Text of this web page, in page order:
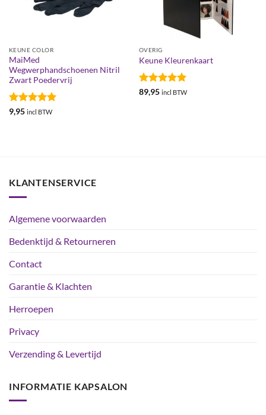
KEUNE COLOR
MaiMed
Wegwerphandschoenen Nitril
Zwart Poedervrij
Gewaardeerd
9,95 incl BTW
OVERIG
Keune Kleurenkaart
Gewaardeerd
89,95 incl BTW
KLANTENSERVICE
Algemene voorwaarden
Bedenktijd & Retourneren
Contact
Garantie & Klachten
Herroepen
Privacy
Verzending & Levertijd
INFORMATIE KAPSALON